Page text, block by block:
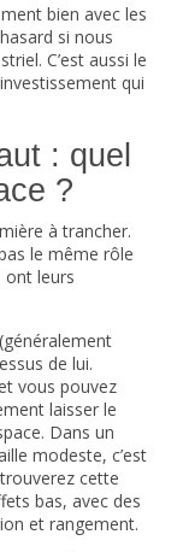
bien avec les
si nous
C’est aussi le
qui
: quel
?
à trancher.
le même rôle
ont leurs
de lui.
vous pouvez
laisser le
Dans un
modeste, c’est
cette
bas, avec des
et rangement.